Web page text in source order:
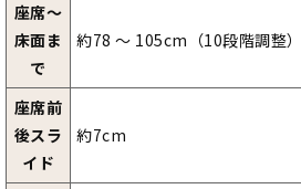
座席～
床面ま
で
約78 ～ 105cm（10段階調整）
座席前
後スラ
イド
約7cm